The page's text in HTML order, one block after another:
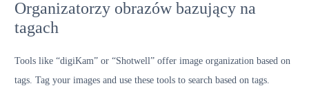
Organizatorzy obrazów bazujący na
tagach
Tools like “digiKam” or “Shotwell” offer image organization based on
tags. Tag your images and use these tools to search based on tags.